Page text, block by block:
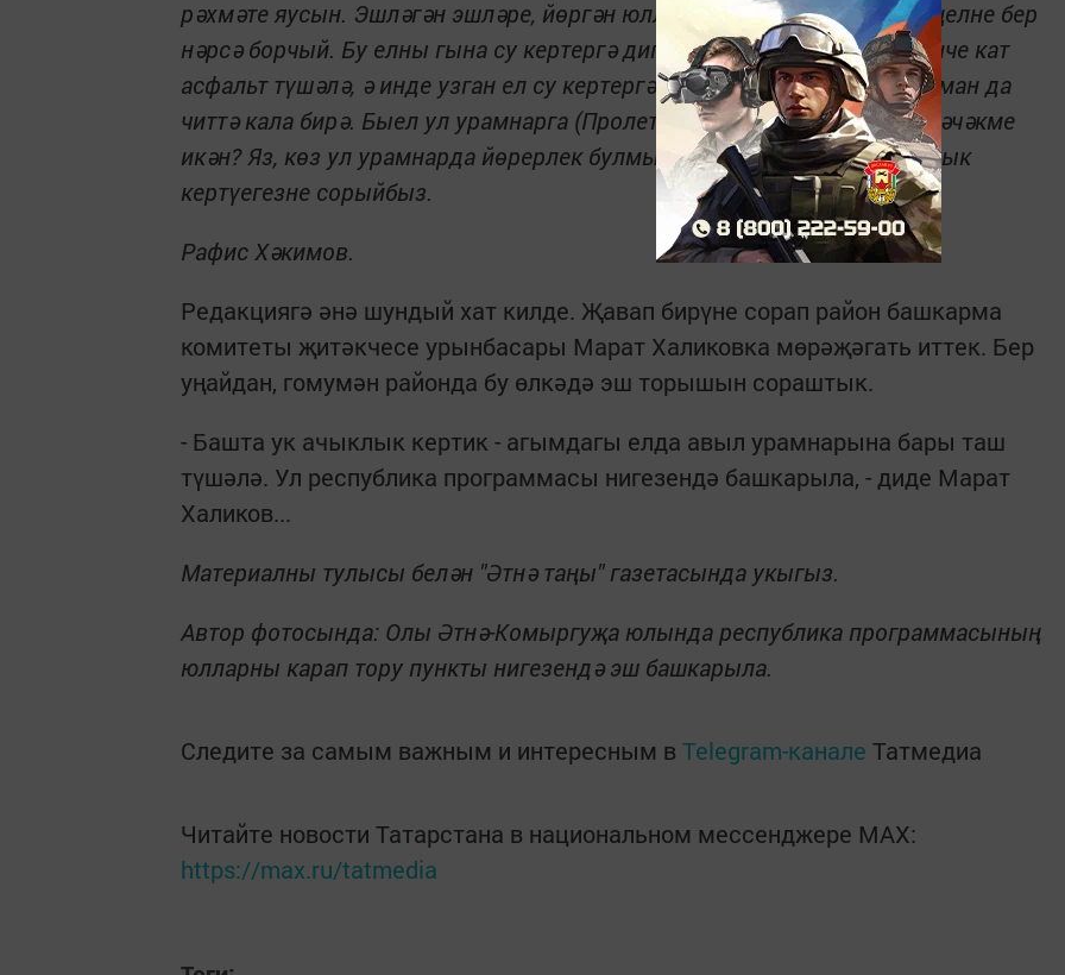
рәхмәте яусын. Эшләгән эшләре, йөргән юллары уң булсын. Ләкин күңелне бер
нәрсә борчый. Бу елны гына су кертергә дип казылган урамнарга икенче кат
асфальт түшәлә, ә инде узган ел су кертергә дип казылган урамнар һаман да
читтә кала бирә. Быел ул урамнарга (Пролетар, Кустар) асфальт түшәләчәкме
икән? Яз, көз ул урамнарда йөрерлек булмый бит. Бу мәсьәләгә ачыклык
кертүегезне сорыйбыз.
Рафис Хәкимов.
Редакциягә әнә шундый хат килде. Җавап бирүне сорап район башкарма
комитеты җитәкчесе урынбасары Марат Халиковка мөрәҗәгать иттек. Бер
уңайдан, гомумән районда бу өлкәдә эш торышын сораштык.
- Башта ук ачыклык кертик - агымдагы елда авыл урамнарына бары таш
түшәлә. Ул республика программасы нигезендә башкарыла, - диде Марат
Халиков...
Материалны тулысы белән "Әтнә таңы" газетасында укыгыз.
Автор фотосында: Олы Әтнә-Комыргуҗа юлында республика программасының
юлларны карап тору пункты нигезендә эш башкарыла.
Следите за самым важным и интересным в Telegram-канале Татмедиа
Читайте новости Татарстана в национальном мессенджере MАХ:
https://max.ru/tatmedia